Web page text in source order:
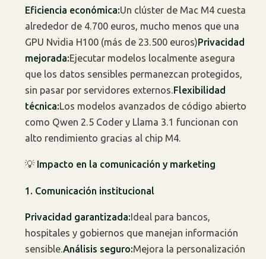
Eficiencia económica:Un clúster de Mac M4 cuesta
alrededor de 4.700 euros, mucho menos que una
GPU Nvidia H100 (más de 23.500 euros)Privacidad
mejorada:Ejecutar modelos localmente asegura
que los datos sensibles permanezcan protegidos,
sin pasar por servidores externos. Flexibilidad
técnica:Los modelos avanzados de código abierto
como Qwen 2.5 Coder y Llama 3.1 funcionan con
alto rendimiento gracias al chip M4.
💡Impacto en la comunicación y marketing
1. Comunicación institucional
Privacidad garantizada: Ideal para bancos,
hospitales y gobiernos que manejan información
sensible.Análisis seguro:Mejora la personalización